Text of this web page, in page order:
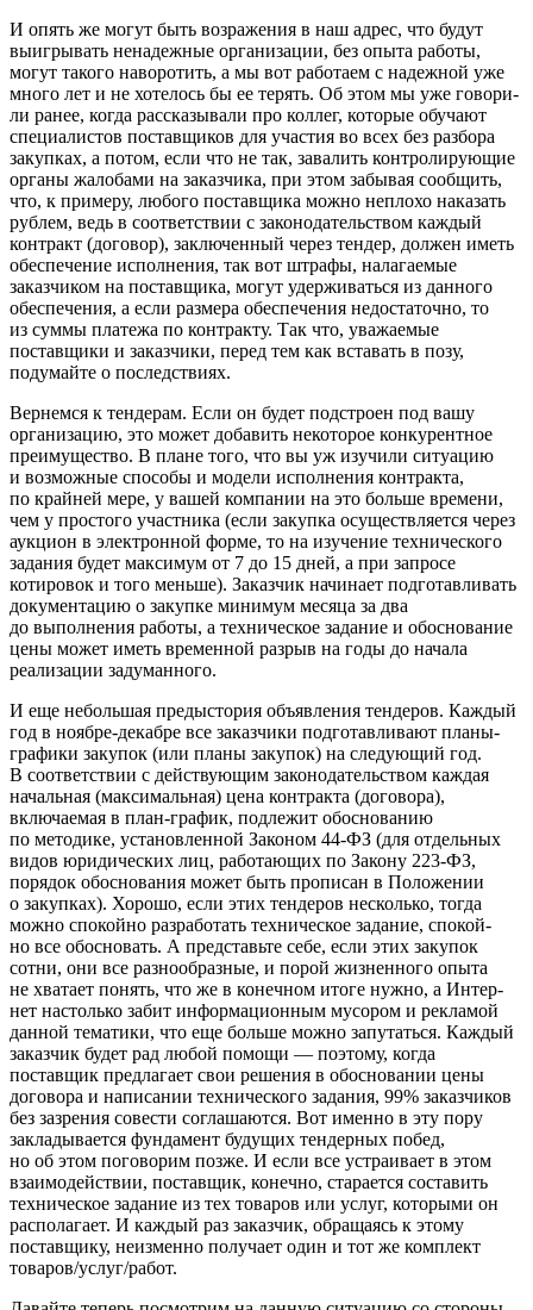
И опять же могут быть возражения в наш адрес, что будут
выигрывать ненадежные организации, без опыта работы,
могут такого наворотить, а мы вот работаем с надежной уже
много лет и не хотелось бы ее терять. Об этом мы уже говори­
ли ранее, когда рассказывали про коллег, которые обучают
специалистов поставщиков для участия во всех без разбора
закупках, а потом, если что не так, завалить контролирую­щие
органы жалобами на заказчика, при этом забывая сооб­щить,
что, к примеру, любого поставщика можно неплохо наказать
рублем, ведь в соответствии с законодательством каждый
контракт (договор), заключенный через тендер, должен иметь
обеспечение исполнения, так вот штрафы, налагаемые
заказчиком на поставщика, могут удерживать­ся из данного
обеспечения, а если размера обеспечения недостаточно, то
из суммы платежа по контракту. Так что, уважаемые
поставщики и заказчики, перед тем как вста­вать в позу,
подумайте о последствиях.
Вернемся к тендерам. Если он будет подстроен под вашу
организацию, это может добавить некоторое конкурентное
преимущество. В плане того, что вы уж изучили ситуацию
и возможные способы и модели исполнения контракта,
по крайней мере, у вашей компании на это больше вре­мени,
чем у простого участника (если закупка осуществ­ляется через
аукцион в электронной форме, то на изуче­ние технического
задания будет максимум от 7 до 15 дней, а при запросе
котировок и того меньше). Заказчик начи­нает подготавливать
документацию о закупке минимум месяца за два
до выполнения работы, а техническое зада­ние и обоснование
цены может иметь временной разрыв на годы до начала
реализации задуманного.
И еще небольшая предыстория объявления тендеров. Каждый
год в ноябре-декабре все заказчики подготавлива­ют планы-
графики закупок (или планы закупок) на следую­щий год.
В соответствии с действующим законодательством каждая
начальная (максимальная) цена контракта (дого­вора),
включаемая в план-график, подлежит обоснованию
по методике, установленной Законом 44-ФЗ (для отдельных
видов юридических лиц, работающих по Закону 223-ФЗ,
порядок обоснования может быть прописан в Положении
о закупках). Хорошо, если этих тендеров несколько, тогда
можно спокойно разработать техническое задание, спокой­
но все обосновать. А представьте себе, если этих закупок
сотни, они все разнообразные, и порой жизненного опыта
не хватает понять, что же в конечном итоге нужно, а Интер­
нет настолько забит информационным мусором и рекла­мой
данной тематики, что еще больше можно запутаться. Каждый
заказчик будет рад любой помощи — поэтому, когда
поставщик предлагает свои решения в обосновании цены
договора и написании технического задания, 99% заказ­чиков
без зазрения совести соглашаются. Вот именно в эту пору
закладывается фундамент будущих тендерных побед,
но об этом поговорим позже. И если все устраивает в этом
взаимодействии, поставщик, конечно, старается составить
техническое задание из тех товаров или услуг, которыми он
располагает. И каждый раз заказчик, обращаясь к этому
поставщику, неизменно получает один и тот же комплект
товаров/услуг/работ.